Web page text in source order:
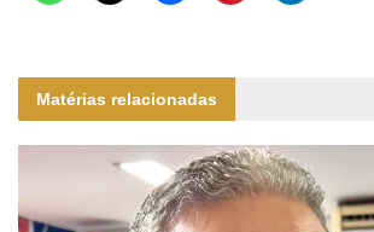
Matérias relacionadas